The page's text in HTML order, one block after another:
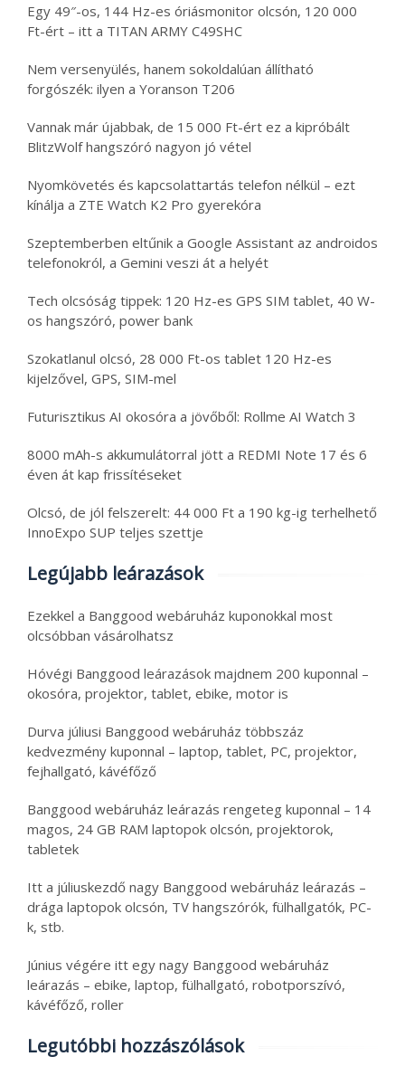
Egy 49″-os, 144 Hz-es óriásmonitor olcsón, 120 000
Ft-ért – itt a TITAN ARMY C49SHC
Nem versenyülés, hanem sokoldalúan állítható
forgószék: ilyen a Yoranson T206
Vannak már újabbak, de 15 000 Ft-ért ez a kipróbált
BlitzWolf hangszóró nagyon jó vétel
Nyomkövetés és kapcsolattartás telefon nélkül – ezt
kínálja a ZTE Watch K2 Pro gyerekóra
Szeptemberben eltűnik a Google Assistant az androidos
telefonokról, a Gemini veszi át a helyét
Tech olcsóság tippek: 120 Hz-es GPS SIM tablet, 40 W-
os hangszóró, power bank
Szokatlanul olcsó, 28 000 Ft-os tablet 120 Hz-es
kijelzővel, GPS, SIM-mel
Futurisztikus AI okosóra a jövőből: Rollme AI Watch 3
8000 mAh-s akkumulátorral jött a REDMI Note 17 és 6
éven át kap frissítéseket
Olcsó, de jól felszerelt: 44 000 Ft a 190 kg-ig terhelhető
InnoExpo SUP teljes szettje
Legújabb leárazások
Ezekkel a Banggood webáruház kuponokkal most
olcsóbban vásárolhatsz
Hóvégi Banggood leárazások majdnem 200 kuponnal –
okosóra, projektor, tablet, ebike, motor is
Durva júliusi Banggood webáruház többszáz
kedvezmény kuponnal – laptop, tablet, PC, projektor,
fejhallgató, kávéfőző
Banggood webáruház leárazás rengeteg kuponnal – 14
magos, 24 GB RAM laptopok olcsón, projektorok,
tabletek
Itt a júliuskezdő nagy Banggood webáruház leárazás –
drága laptopok olcsón, TV hangszórók, fülhallgatók, PC-
k, stb.
Június végére itt egy nagy Banggood webáruház
leárazás – ebike, laptop, fülhallgató, robotporszívó,
kávéfőző, roller
Legutóbbi hozzászólások